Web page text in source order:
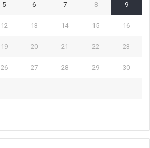
5 6 7 8 9
12 13 14 15 16
19 20 21 22 23
26 27 28 29 30